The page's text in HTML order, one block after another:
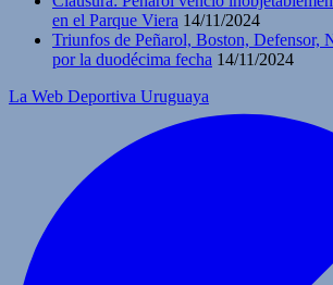
en el Parque Viera 14/11/2024
Triunfos de Peñarol, Boston, Defensor,
por la duodécima fecha 14/11/2024
La Web Deportiva Uruguaya